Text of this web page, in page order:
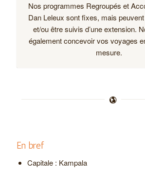
Nos programmes Regroupés et
Dan Leleux sont fixes, mais
et/ou être suivis d’une extension.
également concevoir vos voyages
mesure.
En bref
Capitale : Kampala